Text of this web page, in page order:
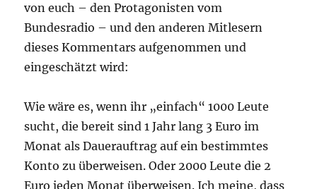
von euch – den Protagonisten vom
Bundesradio – und den anderen Mitlesern
dieses Kommentars aufgenommen und
eingeschätzt wird:
Wie wäre es, wenn ihr „einfach“ 1000 Leute
sucht, die bereit sind 1 Jahr lang 3 Euro im
Monat als Dauerauftrag auf ein bestimmtes
Konto zu überweisen. Oder 2000 Leute die 2
Euro jeden Monat überweisen. Ich meine, dass